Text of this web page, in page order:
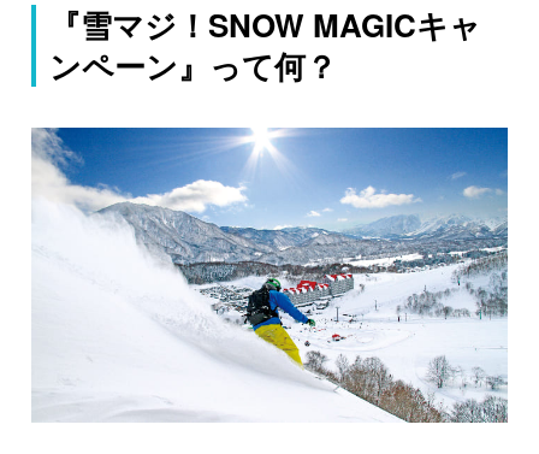
『雪マジ！SNOW MAGICキャ
ンペーン』って何？